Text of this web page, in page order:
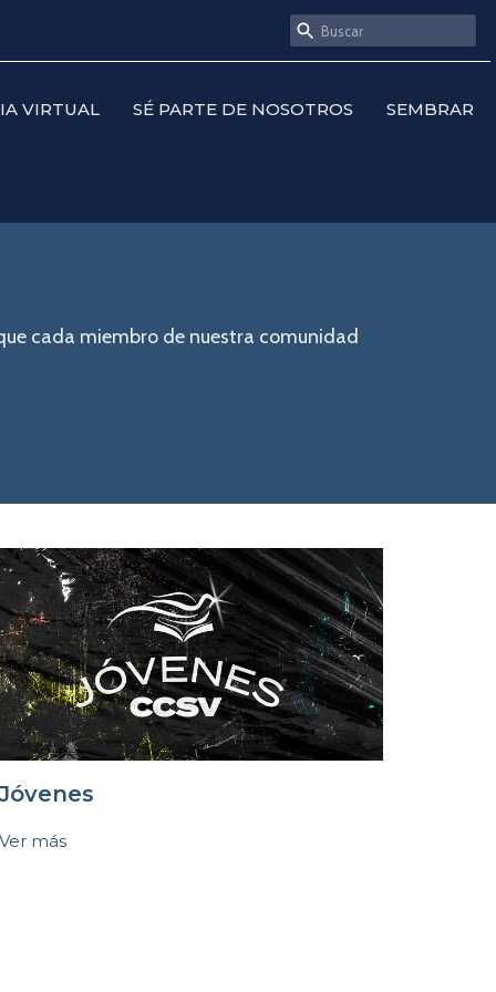
VIRTUAL SÉ PARTE DE NOSOTROS SEMBRAR
cada miembro de nuestra comunidad
Jóvenes
Ver más